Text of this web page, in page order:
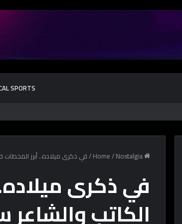
SPORTS
/Nostalgia
/في ذكرى ميلاده.. أبرز
في ذكرى
الكاتب